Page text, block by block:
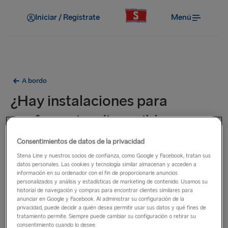
Iniciar / Regístrate Menú
A bordo
¿Hay instalaciones para
conferencias disponibles a
bordo?
Algunos de nuestros barcos de Suecia y Polonia ofrecen
instalaciones para conferencias que deben reservarse con
antelación. Comuníquese con nuestro Departamento de
Grupos para obtener más información sobre los espacios y
experiencias únicas que podemos ofrecerle para todas sus
Consentimientos de datos de la privacidad
Stena Line y nuestros socios de confianza, como Google y Facebook, tratan sus
datos personales. Las cookies y tecnología similar almacenan y acceden a
información en su ordenador con el fin de proporcionarle anuncios
personalizados y análisis y estadísticas de marketing de contenido. Usamos su
historial de navegación y compras para encontrar clientes similares para
anunciar en Google y Facebook. Al administrar su configuración de la
privacidad, puede decidir a quién desea permitir usar sus datos y qué fines de
tratamiento permite. Siempre puede cambiar su configuración o retirar su
consentimiento cuando lo desee.